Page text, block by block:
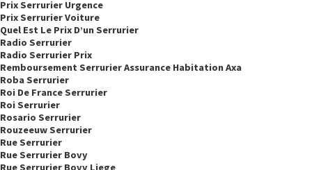
Prix Serrurier Urgence
Prix Serrurier Voiture
Quel Est Le Prix D’un Serrurier
Radio Serrurier
Radio Serrurier Prix
Remboursement Serrurier Assurance Habitation Axa
Roba Serrurier
Roi De France Serrurier
Roi Serrurier
Rosario Serrurier
Rouzeeuw Serrurier
Rue Serrurier
Rue Serrurier Bovy
Rue Serrurier Bovy Liege